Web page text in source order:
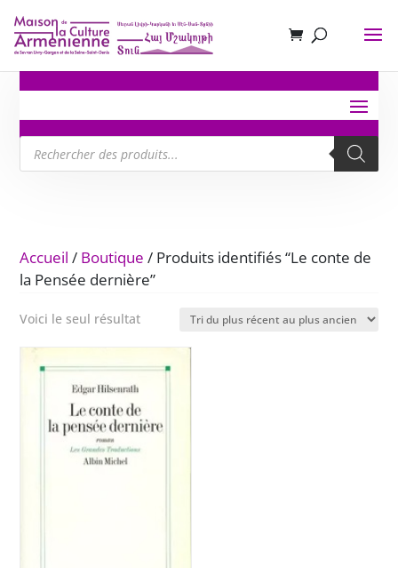
Recherche
de
produits
Accueil / Boutique / Produits identifiés “Le conte de
la Pensée dernière”
Voici le seul résultat